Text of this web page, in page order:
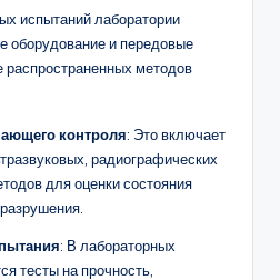
испытаний лаборатории
оборудование и передовые
методов
контроля: Это включает
радиографических
для оценки состояния
: В лабораторных
тесты на прочность,